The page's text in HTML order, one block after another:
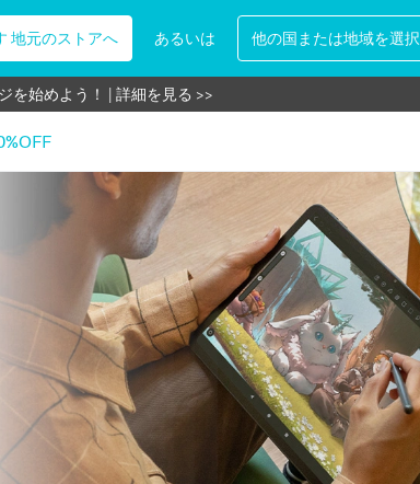
地元のストアへ あるいは 他の国または地域を選択
を始めよう！ | 詳細を見る >>
GET | 詳細を見る >>
の更に10％割引 | 詳細を見る >